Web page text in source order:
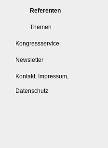
Referenten
Themen
Kongressservice
Newsletter
Kontakt, Impressum,
Datenschutz